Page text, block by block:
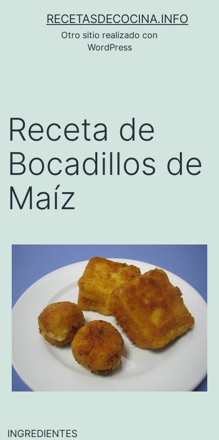
RECETASDECOCINA.INFO
Otro sitio realizado con
WordPress
Receta de
Bocadillos de
Maíz
INGREDIENTES